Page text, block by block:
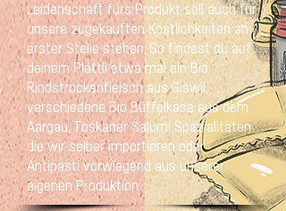
Leidenschaft fürs Produkt soll auch für
unsere zugekauften Köstlichkeiten an
erster Stelle stehen. So findest du auf
deinem Plättli etwa mal ein Bio
Rindstrockenfleisch aus Giswil,
verschiedene Bio Büffelkäse aus dem
Aargau, Toskaner Salumi Spezialitäten
die wir selber importieren oder
Antipasti vorwiegend aus unserer
eigenen Produktion.